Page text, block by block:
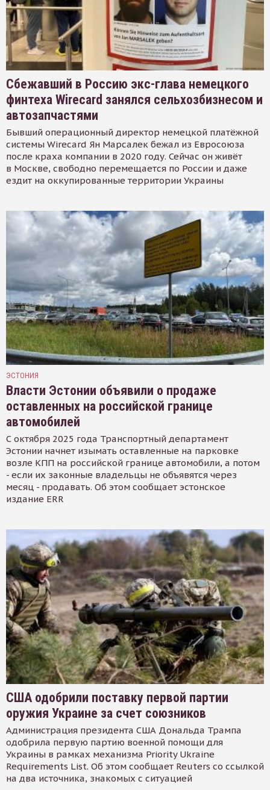
Сбежавший в Россию экс-глава немецкого
финтеха Wirecard занялся сельхозбизнесом и
автозапчастями
Бывший операционный директор немецкой платёжной
системы Wirecard Ян Марсалек бежал из Евросоюза
после краха компании в 2020 году. Сейчас он живёт
в Москве, свободно перемещается по России и даже
ездит на оккупированные территории Украины
ЭСТОНИЯ
Власти Эстонии объявили о продаже
оставленных на российской границе
автомобилей
С октября 2025 года Транспортный департамент
Эстонии начнет изымать оставленные на парковке
возле КПП на российской границе автомобили, а потом
- если их законные владельцы не объявятся через
месяц - продавать. Об этом сообщает эстонское
издание ERR
США одобрили поставку первой партии
оружия Украине за счет союзников
Администрация президента США Дональда Трампа
одобрила первую партию военной помощи для
Украины в рамках механизма Priority Ukraine
Requirements List. Об этом сообщает Reuters со ссылкой
на два источника, знакомых с ситуацией